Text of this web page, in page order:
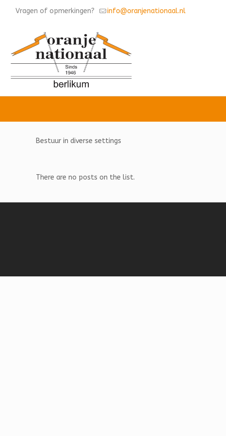
Vragen of opmerkingen? info@oranjenationaal.nl
Bestuur in diverse settings
There are no posts on the list.